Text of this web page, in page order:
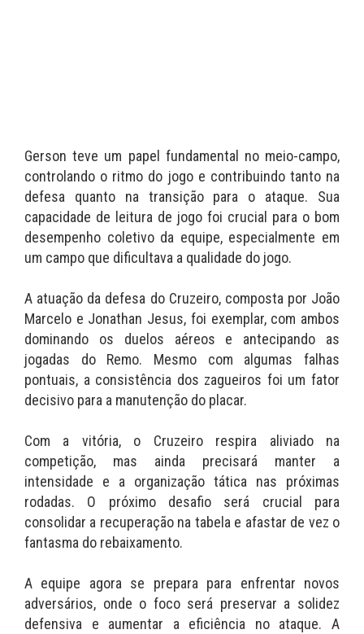
Gerson teve um papel fundamental no meio-campo,
controlando o ritmo do jogo e contribuindo tanto na
defesa quanto na transição para o ataque. Sua
capacidade de leitura de jogo foi crucial para o bom
desempenho coletivo da equipe, especialmente em
um campo que dificultava a qualidade do jogo.
A atuação da defesa do Cruzeiro, composta por João
Marcelo e Jonathan Jesus, foi exemplar, com ambos
dominando os duelos aéreos e antecipando as
jogadas do Remo. Mesmo com algumas falhas
pontuais, a consistência dos zagueiros foi um fator
decisivo para a manutenção do placar.
Com a vitória, o Cruzeiro respira aliviado na
competição, mas ainda precisará manter a
intensidade e a organização tática nas próximas
rodadas. O próximo desafio será crucial para
consolidar a recuperação na tabela e afastar de vez o
fantasma do rebaixamento.
A equipe agora se prepara para enfrentar novos
adversários, onde o foco será preservar a solidez
defensiva e aumentar a eficiência no ataque. A